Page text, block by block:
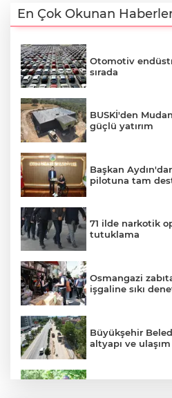
En Çok Okunan
Otomotiv
sırada
BUSKİ'den
güçlü yatırım
Başkan
pilotuna tam
71 ilde narkotik
tutuklama
Osmangazi
işgaline sıkı
Büyükşehir
altyapı ve ulaşım